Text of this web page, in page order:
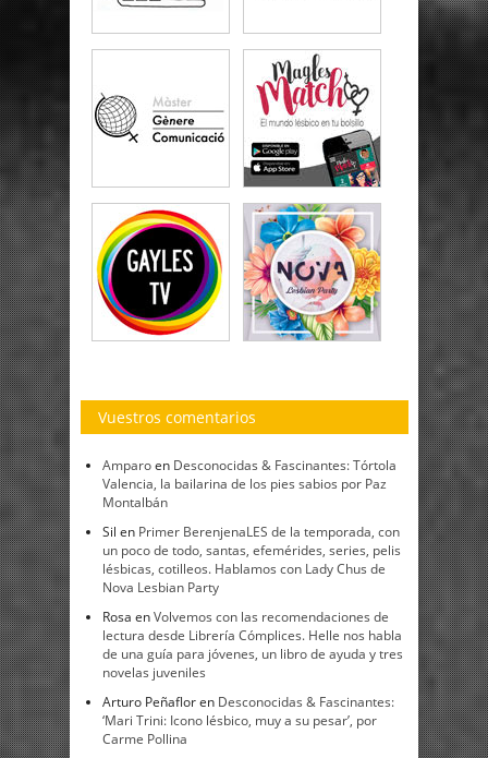
Vuestros comentarios
Amparoen Desconocidas & Fascinantes: Tórtola
Valencia, la bailarina de los pies sabios por Paz
Montalbán
Sil en Primer BerenjenaLES de la temporada, con
un poco de todo, santas, efemérides, series, pelis
lésbicas, cotilleos. Hablamos con Lady Chus de
Nova Lesbian Party
Rosa enVolvemos con las recomendaciones de
lectura desde Librería Cómplices. Helle nos habla
de una guía para jóvenes, un libro de ayuda y tres
novelas juveniles
Arturo Peñafloren Desconocidas & Fascinantes:
‘Mari Trini: Icono lésbico, muy a su pesar’, por
Carme Pollina